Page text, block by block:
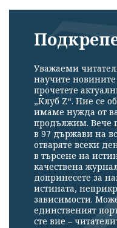
Уважаеми
научите
прочетете
„Клуб Z“. Ние се
имаме нужда от
продължим. Вече
в 97 държави на
отваряте всеки
в търсене на
качествена
допринесете за
истината,
зависимости.
единственият
сте вие –